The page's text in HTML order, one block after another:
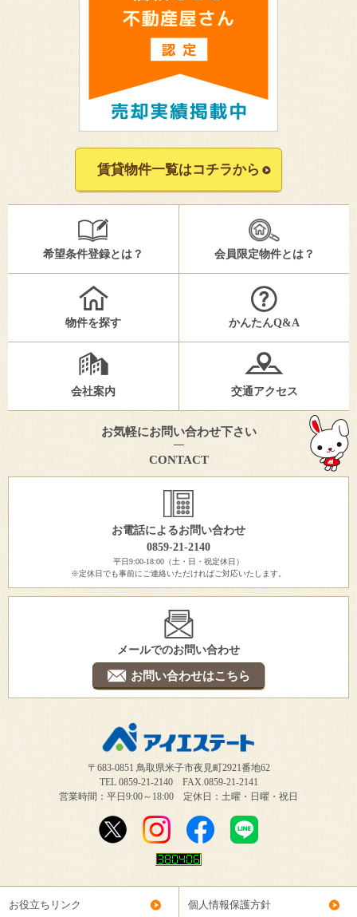
賃貸物件一覧はコチラから
希望条件登録とは？ 会員限定物件とは？
物件を探す かんたんQ&A
会社案内 交通アクセス
お気軽にお問い合わせ下さい
CONTACT
お電話によるお問い合わせ
0859-21-2140
平日9:00-18:00（土・日・祝定休日）
※定休日でも事前にご連絡いただければご対応いたします。
メールでのお問い合わせ
お問い合わせはこちら
〒683-0851 鳥取県米子市夜見町2921番地62
TEL 0859-21-2140 FAX.0859-21-2141
営業時間：平日9:00～18:00 定休日：土曜・日曜・祝日
お役立ちリンク 個人情報保護方針